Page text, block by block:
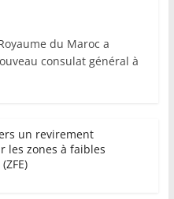
du Maroc a
consulat général à
un revirement
les zones à faibles